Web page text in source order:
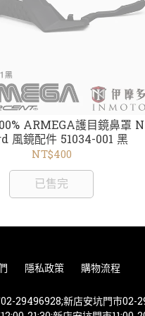
ARMEGA護目鏡鼻罩
風鏡配件 51034-001 黑
NT$400
已售完
隱私政策
購物流程
29496928;新店安坑門市02-